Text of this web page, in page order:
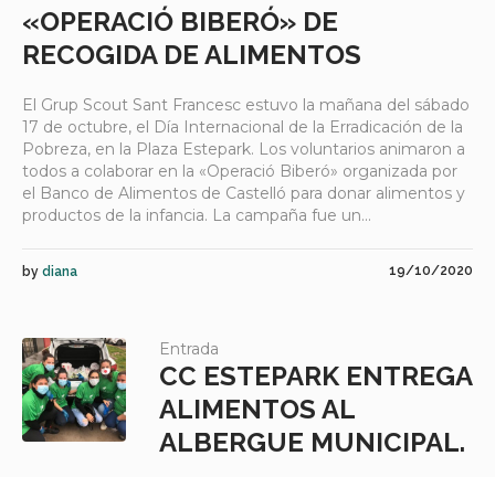
«OPERACIÓ BIBERÓ» DE
RECOGIDA DE ALIMENTOS
El Grup Scout Sant Francesc estuvo la mañana del sábado
17 de octubre, el Día Internacional de la Erradicación de la
Pobreza, en la Plaza Estepark. Los voluntarios animaron a
todos a colaborar en la «Operació Biberó» organizada por
el Banco de Alimentos de Castelló para donar alimentos y
productos de la infancia. La campaña fue un...
19/10/2020
by diana
Entrada
CC ESTEPARK ENTREGA
ALIMENTOS AL
ALBERGUE MUNICIPAL.